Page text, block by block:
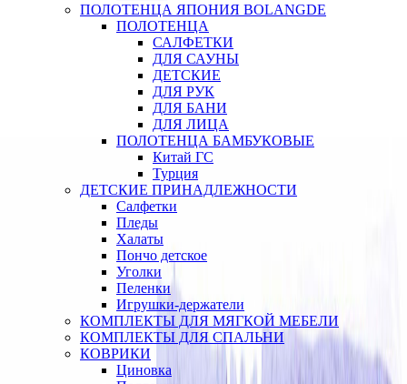
ПОЛОТЕНЦА ЯПОНИЯ BOLANGDE
ПОЛОТЕНЦА
САЛФЕТКИ
ДЛЯ САУНЫ
ДЕТСКИЕ
ДЛЯ РУК
ДЛЯ БАНИ
ДЛЯ ЛИЦА
ПОЛОТЕНЦА БАМБУКОВЫЕ
Китай ГС
Турция
ДЕТСКИЕ ПРИНАДЛЕЖНОСТИ
Салфетки
Пледы
Халаты
Пончо детское
Уголки
Пеленки
Игрушки-держатели
КОМПЛЕКТЫ ДЛЯ МЯГКОЙ МЕБЕЛИ
КОМПЛЕКТЫ ДЛЯ СПАЛЬНИ
КОВРИКИ
Циновка